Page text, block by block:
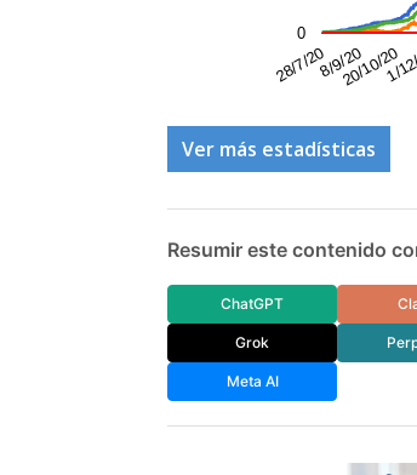
28/7/208/9/2020/10/20
1/
0
Ver más estadísticas
Resumir este contenido
ChatGPT
Grok
Meta AI